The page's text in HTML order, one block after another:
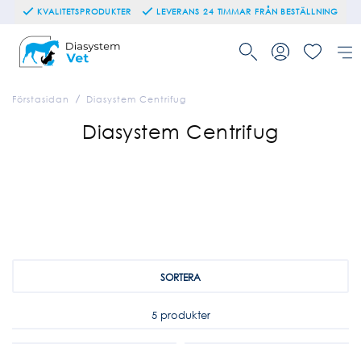
KVALITETSPRODUKTER LEVERANS 24 TIMMAR FRÅN BESTÄLLNING
Förstasidan Diasystem Centrifug
Diasystem Centrifug
SORTERA
5 produkter